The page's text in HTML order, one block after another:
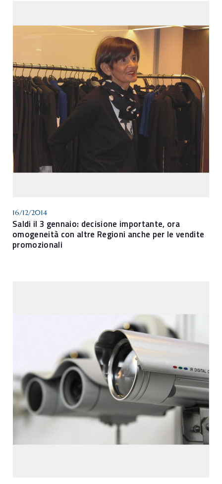
16/12/2014
Saldi il 3 gennaio: decisione importante, ora
omogeneità con altre Regioni anche per le vendite
promozionali